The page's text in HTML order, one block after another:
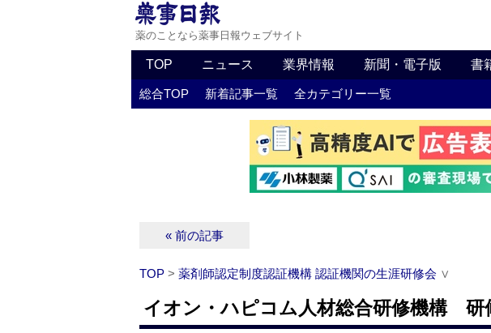
薬のことなら薬事日報ウェブサイト
TOP ニュース 業界情報 新聞・電子版 書
総合TOP 新着記事一覧 全カテゴリー一覧
« 前の記事
TOP > 薬剤師認定制度認証機構 認証機関の生涯研修会 ∨
イオン・ハピコム人材総合研修機構